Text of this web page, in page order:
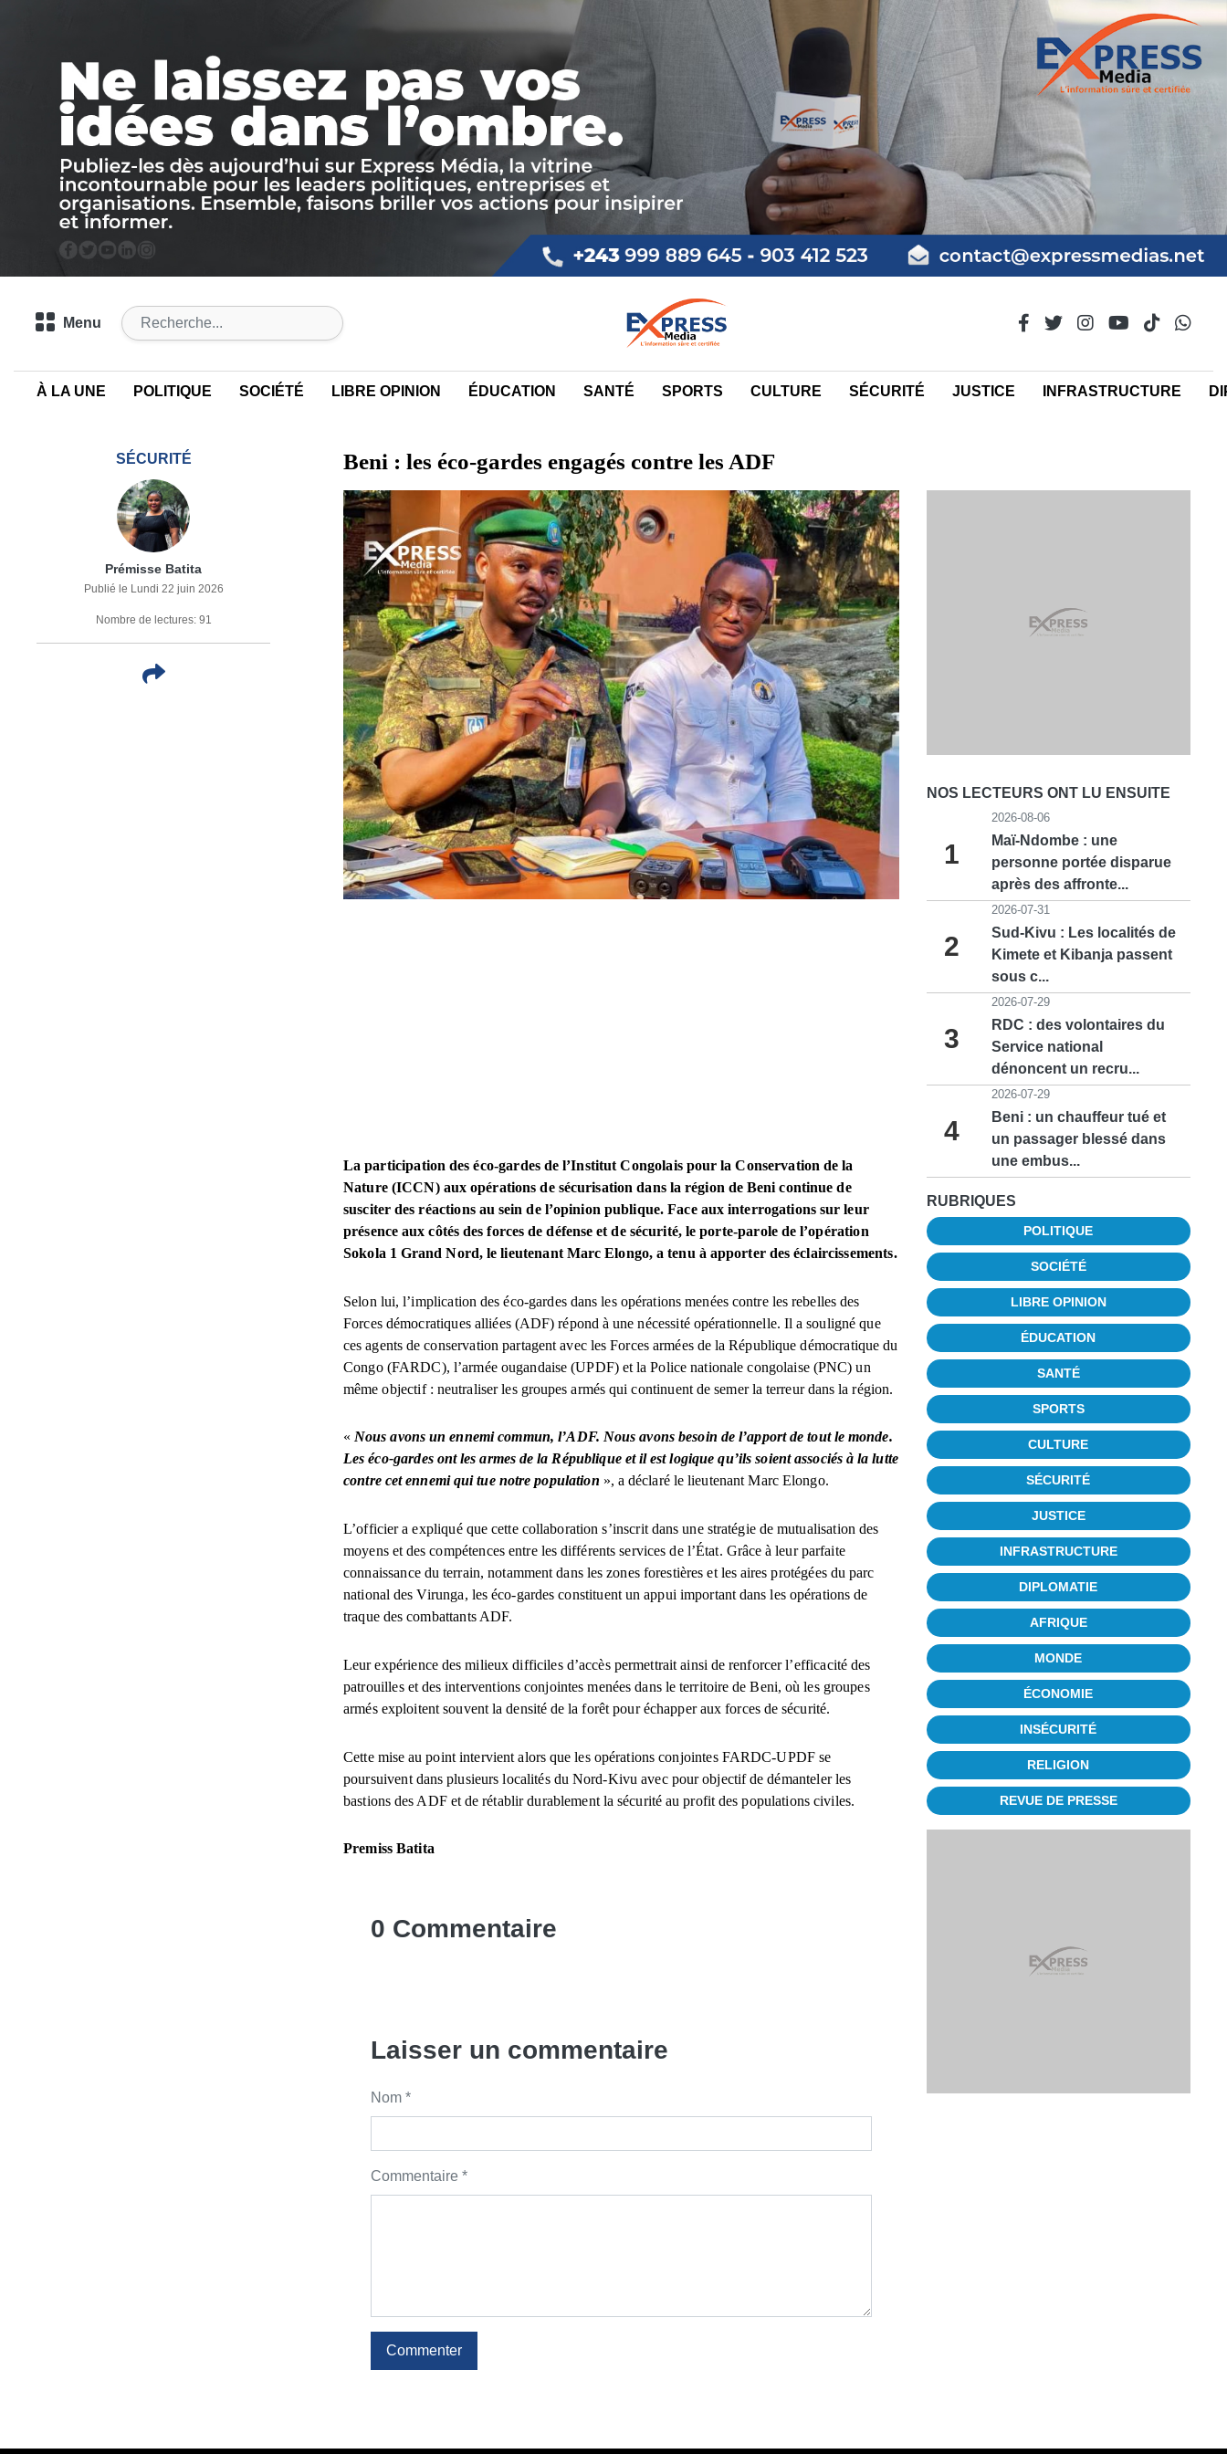
Menu
À LA UNE POLITIQUE SOCIÉTÉ LIBRE OPINION ÉDUCATION SANTÉ SPORTS CULTURE SÉCURITÉ JUSTICE INFRASTRUCTURE
SÉCURITÉ
Prémisse Batita
Publié le Lundi 22 juin 2026
Nombre de lectures: 91
Beni : les éco-gardes engagés contre les ADF
La participation des éco-gardes de l’Institut Congolais pour la Conservation de la
Nature (ICCN) aux opérations de sécurisation dans la région de Beni continue de
susciter des réactions au sein de l’opinion publique. Face aux interrogations sur leur
présence aux côtés des forces de défense et de sécurité, le porte-parole de l’opération
Sokola 1 Grand Nord, le lieutenant Marc Elongo, a tenu à apporter des éclaircissements.
Selon lui, l’implication des éco-gardes dans les opérations menées contre les rebelles des
Forces démocratiques alliées (ADF) répond à une nécessité opérationnelle. Il a souligné que
ces agents de conservation partagent avec les Forces armées de la République démocratique du
Congo (FARDC), l’armée ougandaise (UPDF) et la Police nationale congolaise (PNC) un
même objectif : neutraliser les groupes armés qui continuent de semer la terreur dans la région.
« Nous avons un ennemi commun, l’ADF. Nous avons besoin de l’apport de tout le monde.
Les éco-gardes ont les armes de la République et il est logique qu’ils soient associés à la lutte
contre cet ennemi qui tue notre population », a déclaré le lieutenant Marc Elongo.
L’officier a expliqué que cette collaboration s’inscrit dans une stratégie de mutualisation des
moyens et des compétences entre les différents services de l’État. Grâce à leur parfaite
connaissance du terrain, notamment dans les zones forestières et les aires protégées du parc
national des Virunga, les éco-gardes constituent un appui important dans les opérations de
traque des combattants ADF.
Leur expérience des milieux difficiles d’accès permettrait ainsi de renforcer l’efficacité des
patrouilles et des interventions conjointes menées dans le territoire de Beni, où les groupes
armés exploitent souvent la densité de la forêt pour échapper aux forces de sécurité.
Cette mise au point intervient alors que les opérations conjointes FARDC-UPDF se
poursuivent dans plusieurs localités du Nord-Kivu avec pour objectif de démanteler les
bastions des ADF et de rétablir durablement la sécurité au profit des populations civiles.
Premiss Batita
0 Commentaire
Laisser un commentaire
Nom *
Commentaire *
Commenter
NOS LECTEURS ONT LU ENSUITE
1
2026-08-06
Maï-Ndombe : une
personne portée disparue
après des affronte...
2
2026-07-31
Sud-Kivu : Les localités de
Kimete et Kibanja passent
sous c...
3
2026-07-29
RDC : des volontaires du
Service national
dénoncent un recru...
4
2026-07-29
Beni : un chauffeur tué et
un passager blessé dans
une embus...
RUBRIQUES
POLITIQUE
SOCIÉTÉ
LIBRE OPINION
ÉDUCATION
SANTÉ
SPORTS
CULTURE
SÉCURITÉ
JUSTICE
INFRASTRUCTURE
DIPLOMATIE
AFRIQUE
MONDE
ÉCONOMIE
INSÉCURITÉ
RELIGION
REVUE DE PRESSE